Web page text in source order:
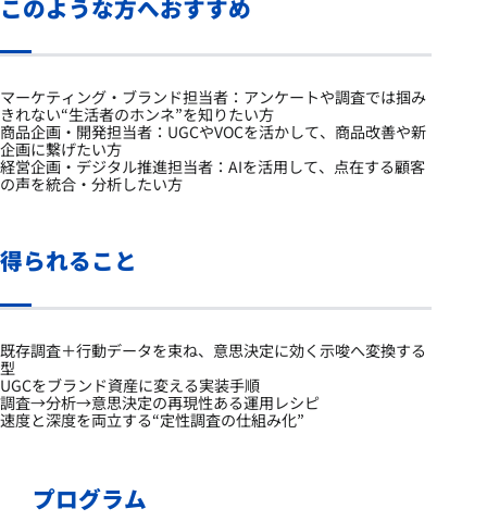
このような方へおすすめ
マーケティング・ブランド担当者：アンケートや調査では掴み
きれない“生活者のホンネ”を知りたい方
商品企画・開発担当者：UGCやVOCを活かして、商品改善や新
企画に繋げたい方
経営企画・デジタル推進担当者：AIを活用して、点在する顧客
の声を統合・分析したい方
得られること
既存調査＋行動データを束ね、意思決定に効く示唆へ変換する
型
UGCをブランド資産に変える実装手順
調査→分析→意思決定の再現性ある運用レシピ
速度と深度を両立する“定性調査の仕組み化”
プログラム